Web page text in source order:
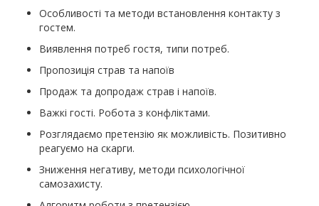
Особливості та методи встановлення контакту з
гостем.
Виявлення потреб гостя, типи потреб.
Пропозиція страв та напоїв
Продаж та допродаж страв і напоїв.
Важкі гості. Робота з конфліктами.
Розглядаємо претензію як можливість. Позитивно
реагуємо на скарги.
Зниження негативу, методи психологічної
самозахисту.